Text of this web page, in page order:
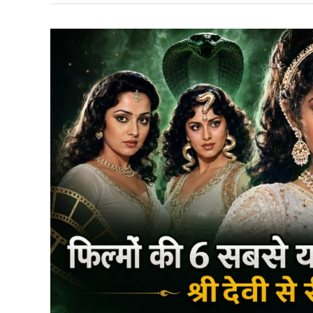
का
राशिफल:
समेत
राशियों
को
मिलेगा
भाग्य
का
साथ,
पढ़ें
सभी
12
राशियों
भविष्यफल